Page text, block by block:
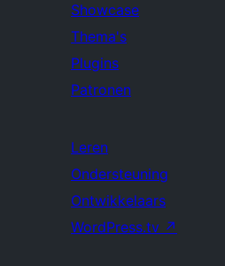
Showcase
Thema's
Plugins
Patronen
Leren
Ondersteuning
Ontwikkelaars
WordPress.tv ↗